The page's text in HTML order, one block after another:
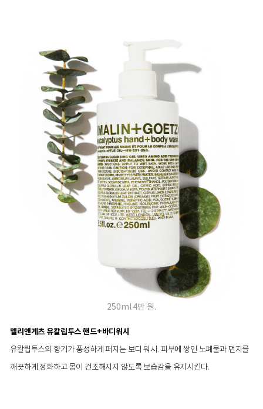
250ml 4만 원.
멜리앤게츠 유칼립투스 핸드+바디워시
유칼립투스의 향기가 풍성하게 퍼지는 보디 워시. 피부에 쌓인 노폐물과 먼지를
깨끗하게 정화하고 몸이 건조해지지 않도록 보습감을 유지시킨다.